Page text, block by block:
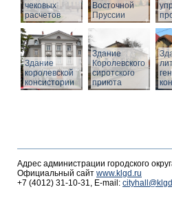
чековых
расчетов
Восточной
Пруссии
Здание
королевской
консистории
Здание
Королевского
сиротского
приюта
Адрес администрации городского
Официальный сайт www.klgd.ru
+7 (4012) 31-10-31, E-mail: